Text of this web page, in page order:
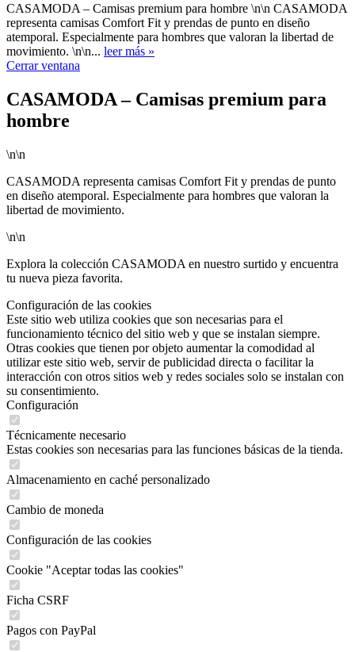
CASAMODA – Camisas premium para hombre \n\n CASAMODA
representa camisas Comfort Fit y prendas de punto en diseño
atemporal. Especialmente para hombres que valoran la libertad de
movimiento. \n\n... leer más »
Cerrar ventana
CASAMODA – Camisas premium para
hombre
\n\n
CASAMODA representa camisas Comfort Fit y prendas de punto
en diseño atemporal. Especialmente para hombres que valoran la
libertad de movimiento.
\n\n
Explora la colección CASAMODA en nuestro surtido y encuentra
tu nueva pieza favorita.
Configuración de las cookies
Este sitio web utiliza cookies que son necesarias para el
funcionamiento técnico del sitio web y que se instalan siempre.
Otras cookies que tienen por objeto aumentar la comodidad al
utilizar este sitio web, servir de publicidad directa o facilitar la
interacción con otros sitios web y redes sociales solo se instalan con
su consentimiento.
Configuración
Técnicamente necesario
Estas cookies son necesarias para las funciones básicas de la tienda.
Almacenamiento en caché personalizado
Cambio de moneda
Configuración de las cookies
Cookie "Aceptar todas las cookies"
Ficha CSRF
Pagos con PayPal